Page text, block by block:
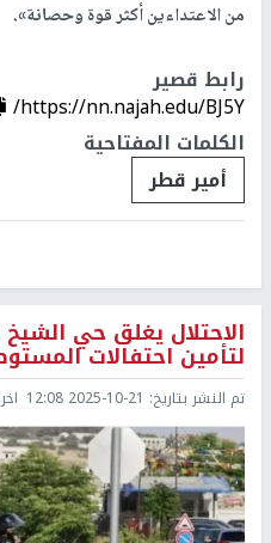
من الاعتداءين أكثر قوة وحصانة».
رابط قصير
https://nn.najah.edu/BJ5Y/
الكلمات المفتاحية
أمير قطر
الاحتلال يغلق حي الشيخ
لتأمين احتفالات
تم النشر بتاريخ: 2025-10-21 12:08